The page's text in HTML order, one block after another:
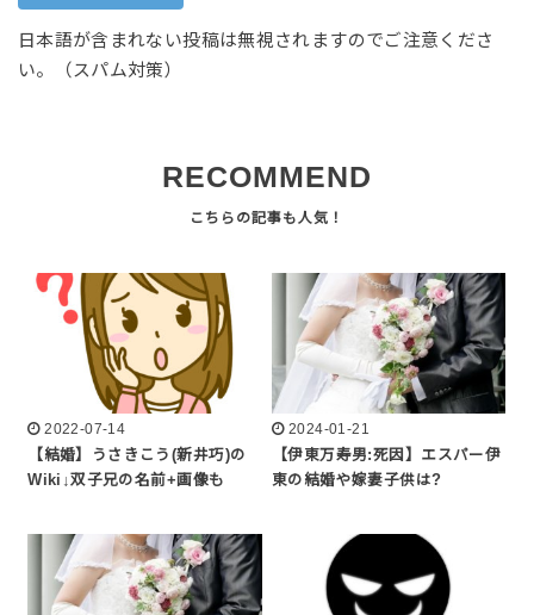
日本語が含まれない投稿は無視されますのでご注意くださ
い。（スパム対策）
RECOMMEND
2022-07-14
【結婚】うさきこう(新井巧)の
Wiki↓双子兄の名前+画像も
2024-01-21
【伊東万寿男:死因】エスパー伊
東の結婚や嫁妻子供は?